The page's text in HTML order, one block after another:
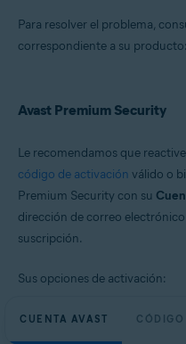
Para resolver el problema,
correspondiente a su producto:
Avast Premium Security
Le recomendamos que
código de activación válido o
Premium Security con su
dirección de correo
suscripción.
Sus opciones de activación:
CUENTA AVAST